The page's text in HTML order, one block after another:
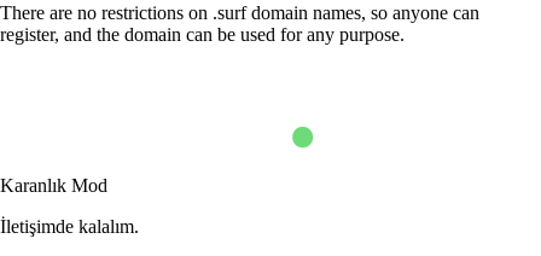
There are no restrictions on .surf domain names, so anyone can
register, and the domain can be used for any purpose.
Karanlık Mod
İletişimde kalalım.